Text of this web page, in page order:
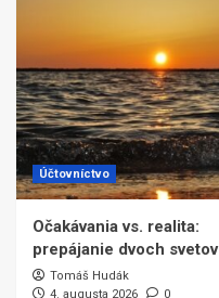
Účtovníctvo
Očakávania vs. realita:
prepájanie dvoch svetov
Tomáš Hudák
4. augusta 2026
0